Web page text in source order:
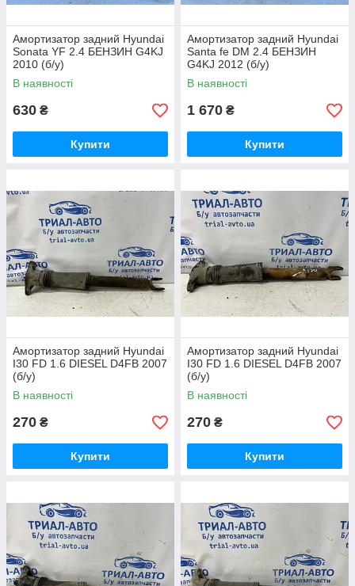
Амортизатор задний Hyundai
Sonata YF 2.4 БЕНЗИН G4KJ
2010 (б/у)
В наявності
630 ₴
Купити
Амортизатор задний Hyundai
Santa fe DM 2.4 БЕНЗИН
G4KJ 2012 (б/у)
В наявності
1 670 ₴
Купити
Амортизатор задний Hyundai
I30 FD 1.6 DIESEL D4FB 2007
(б/у)
В наявності
270 ₴
Купити
Амортизатор задний Hyundai
I30 FD 1.6 DIESEL D4FB 2007
(б/у)
В наявності
270 ₴
Купити